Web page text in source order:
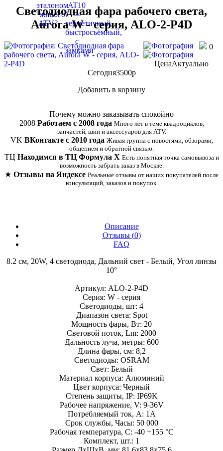
Светодиодная фара рабочего света,
Aurora W - серия, ALO-2-P4D
0
ЦенаАктуально
Сегодня3500p
Добавить в корзину
Почему можно заказывать спокойно
2008 Работаем с 2008 года Много лет в теме квадроциклов,
запчастей, шин и аксессуаров для ATV.
VK ВКонтакте с 2010 года Живая группа с новостями, обзорами,
общением и обратной связью.
ТЦ Находимся в ТЦ Формула Х Есть понятная точка самовывоза и
возможность забрать заказ в Москве.
★ Отзывы на Яндексе Реальные отзывы от наших покупателей после
консультаций, заказов и покупок.
Описание
Отзывы (0)
FAQ
8.2 см, 20W, 4 светодиода, Дальний свет - Белый, Угол линзы
10°
Артикул: ALO-2-P4D
Серия: W - серия
Светодиоды, шт: 4
Диапазон света: Spot
Мощность фары, Вт: 20
Световой поток, Lm: 2000
Дальность луча, метры: 600
Длина фары, см: 8,2
Светодиоды: OSRAM
Свет: Белый
Материал корпуса: Алюминий
Цвет корпуса: Черный
Степень защиты, IP: IP69K
Рабочее напряжение, V: 9-36V
Потребляемый ток, А: 1A
Срок службы, Часы: 50 000
Рабочая температура, С: -40 +155 °C
Комплект, шт.: 1